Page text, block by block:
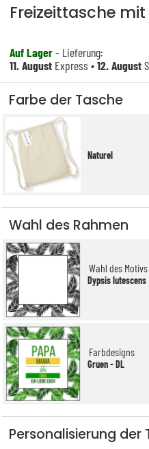
Freizeittasche
Auf Lager- Lieferung:
11. August Express •12. August
Farbe der Tasche
Naturel
Wahl des Rahmen
Wahl des Motivs
Dypsis lutescens
Farbdesigns
Gruen - DL
Personalisierung der